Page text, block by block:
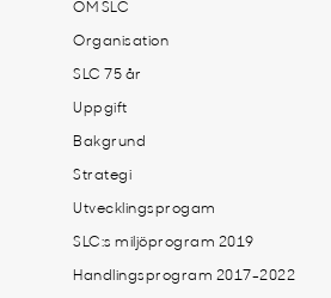
OM SLC
Organisation
SLC 75 år
Uppgift
Bakgrund
Strategi
Utvecklingsprogam
SLC:s miljöprogram 2019
Handlingsprogram 2017-2022